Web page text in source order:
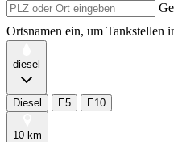
Ortsnamen ein, um Tankstellen
diesel
Diesel E5 E10
10 km